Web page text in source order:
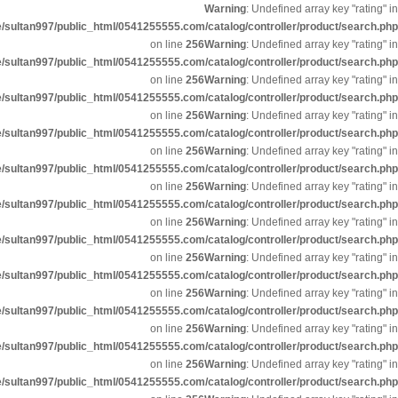
Warning: Undefined array key
/home/sultan997/public_html/0541255555.com/catalog/controller/product/
on line256Warning: Undefined array key
/home/sultan997/public_html/0541255555.com/catalog/controller/product/
on line256Warning: Undefined array key
/home/sultan997/public_html/0541255555.com/catalog/controller/product/
on line256Warning: Undefined array key
/home/sultan997/public_html/0541255555.com/catalog/controller/product/
on line256Warning: Undefined array key
/home/sultan997/public_html/0541255555.com/catalog/controller/product/
on line256Warning: Undefined array key
/home/sultan997/public_html/0541255555.com/catalog/controller/product/
on line256Warning: Undefined array key
/home/sultan997/public_html/0541255555.com/catalog/controller/product/
on line256Warning: Undefined array key
/home/sultan997/public_html/0541255555.com/catalog/controller/product/
on line256Warning: Undefined array key
/home/sultan997/public_html/0541255555.com/catalog/controller/product/
on line256Warning: Undefined array key
/home/sultan997/public_html/0541255555.com/catalog/controller/product/
on line256Warning: Undefined array key
/home/sultan997/public_html/0541255555.com/catalog/controller/product/